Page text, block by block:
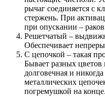
рычаг соединяется с
стержень. При
при опускании –
Решетчатый –
Обеспечивает
С цепочкой – такая
Бывает разных цветов
долговечная и
металлических
погремушкой на конце.